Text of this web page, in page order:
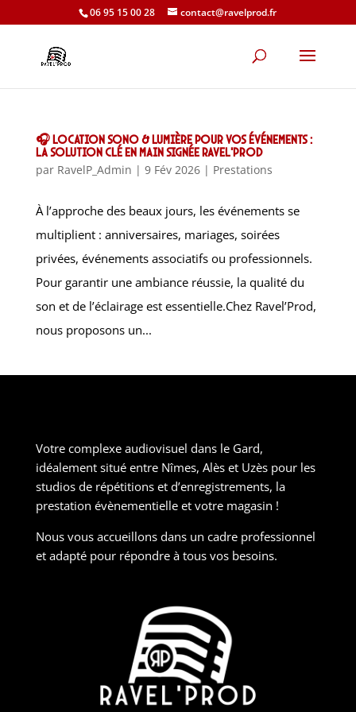
06 95 15 00 28 contact@ravelprod.fr
🎧 Location sono & lumière pour vos événements :
la solution clé en main signée Ravel’Prod
par RavelP_Admin | 9 Fév 2026| Prestations
À l’approche des beaux jours, les événements se
multiplient : anniversaires, mariages, soirées
privées, événements associatifs ou professionnels.
Pour garantir une ambiance réussie, la qualité du
son et de l’éclairage est essentielle.Chez Ravel’Prod,
nous proposons un...
Votre complexe audiovisuel dans le Gard,
idéalement situé entre Nîmes, Alès et Uzès pour les
studios de répétitions et d’enregistrements, la
prestation évènementielle et votre magasin !
Nous vous accueillons dans un cadre professionnel
et adapté pour répondre à tous vos besoins.